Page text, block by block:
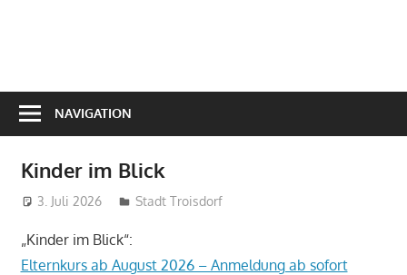
NAVIGATION
Kinder im Blick
3. Juli 2026 treffpunkt
Stadt Troisdorf
„Kinder im Blick“:
Elternkurs ab August 2026 – Anmeldung ab sofort